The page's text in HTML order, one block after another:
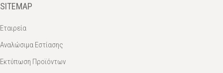
SITEMAP
Εταιρεία
Αναλώσιμα Εστίασης
Εκτύπωση Προϊόντων